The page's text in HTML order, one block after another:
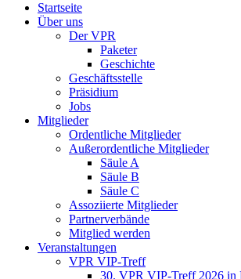
Startseite
Über uns
Der VPR
Paketer
Geschichte
Geschäftsstelle
Präsidium
Jobs
Mitglieder
Ordentliche Mitglieder
Außerordentliche Mitglieder
Säule A
Säule B
Säule C
Assoziierte Mitglieder
Partnerverbände
Mitglied werden
Veranstaltungen
VPR VIP-Treff
30. VPR VIP-Treff 2026 in